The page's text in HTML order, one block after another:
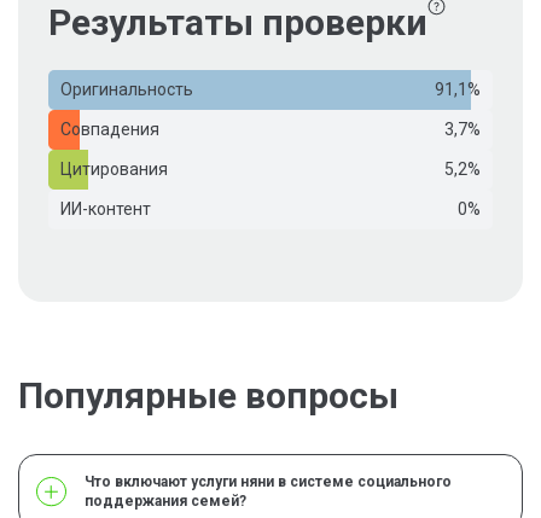
Результаты проверки
Оригинальность 91,1%
Совпадения 3,7%
Цитирования 5,2%
ИИ-контент 0%
Популярные вопросы
Что включают услуги няни в системе социального
поддержания семей?